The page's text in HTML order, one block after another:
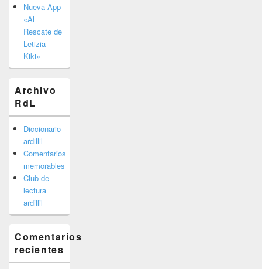
Nueva App
«Al
Rescate de
Letizia
Kiki»
Archivo
RdL
Diccionario
ardillil
Comentarios
memorables
Club de
lectura
ardillil
Comentarios
recientes